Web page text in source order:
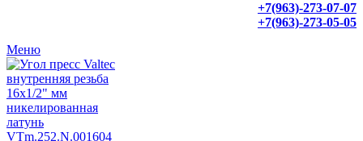
+7(963)-273-07-07
+7(963)-273-05-05
Меню